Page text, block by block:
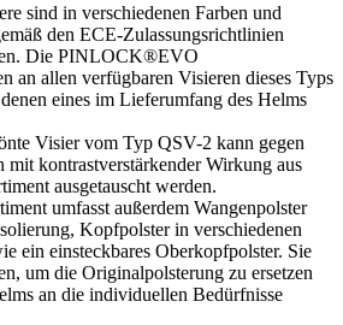
sind in verschiedenen Farben und
den ECE-Zulassungsrichtlinien
Die PINLOCK®EVO
an allen verfügbaren Visieren dieses Typs
eines im Lieferumfang des Helms
Visier vom Typ QSV-2 kann gegen
mit kontrastverstärkender Wirkung aus
ausgetauscht werden.
umfasst außerdem Wangenpolster
Kopfpolster in verschiedenen
ein einsteckbares Oberkopfpolster. Sie
um die Originalpolsterung zu ersetzen
an die individuellen Bedürfnisse